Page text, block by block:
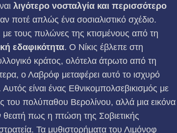
λιγότερο νοσταλγία και περισσότερο
ποτέ απλώς ένα σοσιαλιστικό σχέδιο.
τους πυλώνες της κτισμένους από τη
εδαφικότητα. Ο Νίκις έβλεπε στη
κράτος, ολότελα άτρωτο από τη
ο Λαβρόφ μεταφέρει αυτό το ισχυρό
είναι ένας Εθνικομπολσεβικισμός με
του πολύπαθου Βερολίνου, αλλά μια εικόνα
θεατή πως η πτώση της Σοβιετικής
Τα μυθιστορήματα του Λιμόνοφ